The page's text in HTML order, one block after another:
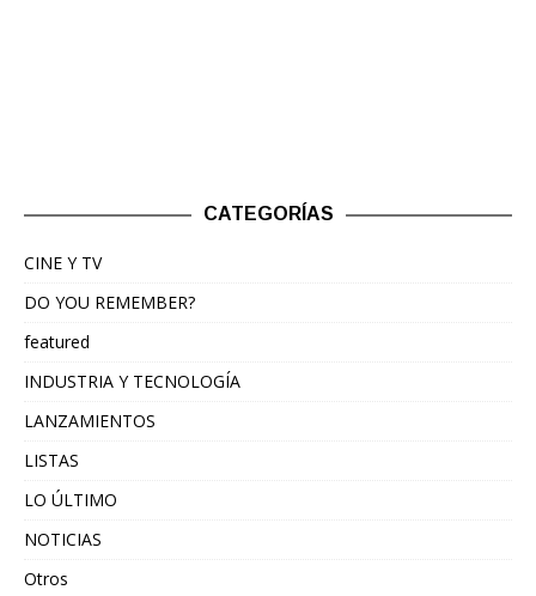
CATEGORÍAS
CINE Y TV
DO YOU REMEMBER?
featured
INDUSTRIA Y TECNOLOGÍA
LANZAMIENTOS
LISTAS
LO ÚLTIMO
NOTICIAS
Otros